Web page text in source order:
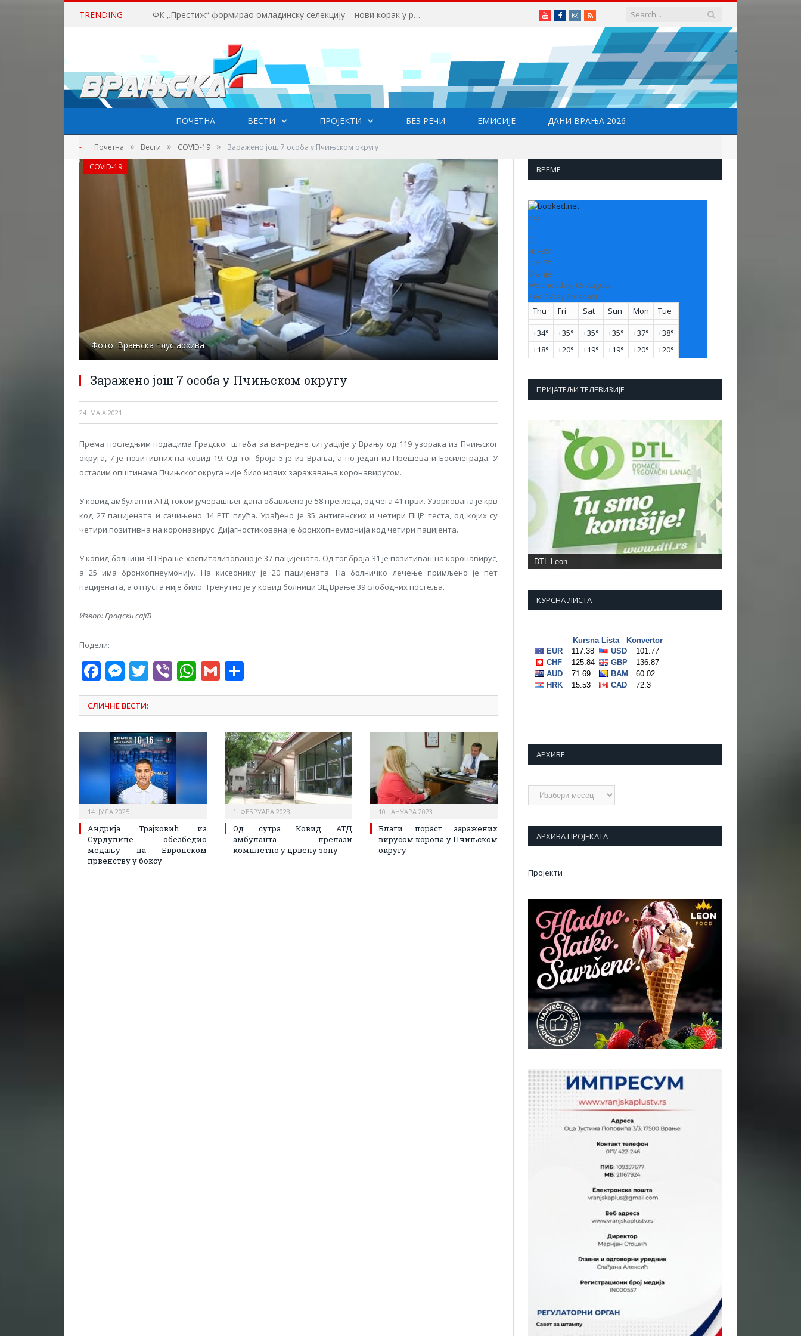
TRENDING Факултет српских студија објављује позив за ангажовање лектора српског језика на Универзитету ,,HISU“ у Кини YoutubeFacebookInstagram
RSS
ПОЧЕТНА ВЕСТИ ПРОЈЕКТИ БЕЗ РЕЧИ ЕМИСИЈЕ ДАНИ ВРАЊА 2026
- Почетна » Вести » COVID-19 » Заражено још 7 особа у Пчињском округу
Фото: Врањска плус архива
Заражено још 7 особа у Пчињском округу
24. МАЈА 2021.
COVID-19
Према последњим подацима Градског штаба за ванредне ситуације у Врању од 119 узорака из Пчињског
округа, 7 је позитивних на ковид 19. Од тог броја 5 је из Врања, а по један из Прешева и Босилеграда. У
осталим општинама Пчињског округа није било нових заражавања коронавирусом.
У ковид амбуланти АТД током јучерашњег дана обављено је 58 прегледа, од чега 41 први. Узоркована је крв
код 27 пацијената и сачињено 14 РТГ плућа. Урађено је 35 антигенских и четири ПЦР теста, од којих су
четири позитивна на коронавирус. Дијагностикована је бронхопнеумонија код четири пацијента.
У ковид болници ЗЦ Врање хоспитализовано је 37 пацијената. Од тог броја 31 је позитиван на коронавирус,
а 25 има бронхопнеумонију. На кисеонику је 20 пацијената. На болничко лечење примљено је пет
пацијената, а отпуста није било. Тренутно је у ковид болници ЗЦ Врање 39 слободних постеља.
Извор: Градски сајт
Подели:
Facebook
Messenger
Twitter
ViberWhatsApp
Gmail
СЛИЧНЕ ВЕСТИ:
14. ЈУЛА 2025.
Андрија Трајковић из
Сурдулице обезбедио
медаљу на Европском
првенству у боксу
1. ФЕБРУАРА 2023.
Од сутра Ковид АТД
амбуланта прелази
комплетно у црвену зону
10. ЈАНУАРА 2023.
Благи пораст заражених
вирусом корона у Пчињском
округу
ВРЕМЕ
+33
°
C
H: +35°
L: +17°
Vranje
Wednesday, 05 August
See 7-Day Forecast
Thu
Fri Sat Sun Mon Tue
+34° +35° +35° +35° +37° +38°
+18° +20° +19° +19° +20° +20°
ПРИЈАТЕЉИ ТЕЛЕВИЗИЈЕ
КУРСНА ЛИСТА
АРХИВЕ
Архиве
АРХИВА ПРОЈЕКАТА
Пројекти